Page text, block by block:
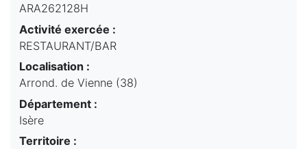
ARA262128H
Activité exercée :
RESTAURANT/BAR
Localisation :
Arrond. de Vienne (38)
Département :
Isère
Territoire :